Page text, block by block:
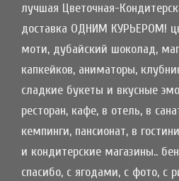
лучшая Цветочная-
доставка ОДНИМ КУРЬЕРОМ!
моти, дубайский шоколад,
капкейков, аниматоры,
сладкие букеты и вкусные
ресторан, кафе, в отель, в
кемпинги, пансионат, в
и кондитерские магазины..
спасибо, с ягодами, с фото, с